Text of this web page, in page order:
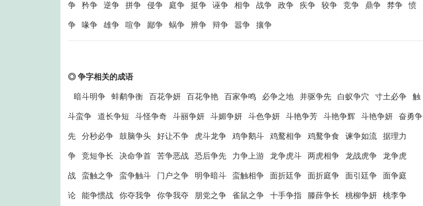
争 矜争 逆争 拼争 侵争 庭争 挺争 诬争 相争 战争 政争 疾争 较争 竞争 鼎争 棼争 愤
争 喙争 雄争 喧争 鄙争 蜗争 辨争 辩争 嚣争 攘争
◎ 争字相关的成语
暗斗明争 蚌鹬争衡 百花争妍 百花争艳 百家争鸣 必争之地 并驱争先 白蚁争穴 寸土必争 触
斗蛮争 道长争短 斗怪争奇 斗丽争妍 斗媚争妍 斗色争妍 斗艳争芳 斗艳争辉 斗艳争妍 奋勇争
先 分秒必争 鼓脑争头 好让不争 虎斗龙争 鸡争鹅斗 鸡鹜相争 鸡鹜争食 谏争如流 据理力
争 竞短争长 决命争首 苦争恶战 恐后争先 力争上游 龙争虎斗 两虎相争 龙战虎争 龙争虎
战 蛮触之争 蛮争触斗 门户之争 明争暗斗 蛮触相争 面折廷争 面折庭争 面引廷争 面争庭
论 能争惯战 你夺我争 你争我夺 朋党之争 雀鼠之争 十手争指 滕薛争长 桃柳争妍 桃李争